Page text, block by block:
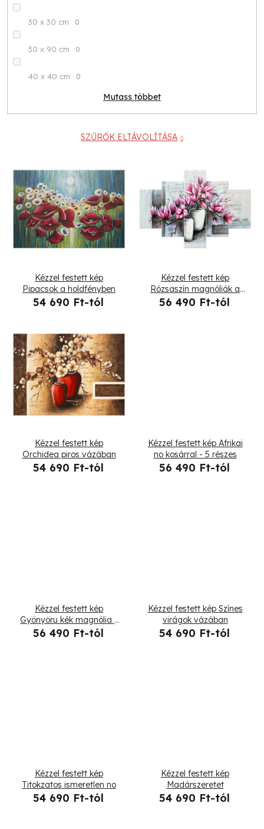
30 x 30 cm 0
30 x 90 cm 0
40 x 40 cm 0
Mutass többet
SZŰRŐK ELTÁVOLÍTÁSA
T
e
m
k
Kézzel festett kép
Pipacsok a holdfényben
54 690 Ft-tól
Kézzel festett kép
Rózsaszín magnóliák a
vázában - 5 részes
56 490 Ft-tól
Kézzel festett kép
Orchidea piros vázában
54 690 Ft-tól
Kézzel festett kép Afrikai
no kosárral - 5 részes
56 490 Ft-tól
Kézzel festett kép
Gyönyöru kék magnólia -
5 részes
56 490 Ft-tól
Kézzel festett kép Színes
virágok vázában
54 690 Ft-tól
Kézzel festett kép
Titokzatos ismeretlen no
54 690 Ft-tól
Kézzel festett kép
Madárszeretet
54 690 Ft-tól